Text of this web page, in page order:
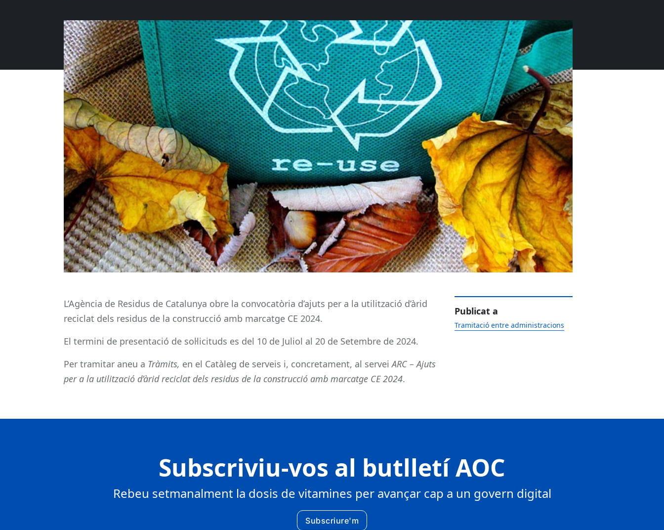
L’Agència de Residus de Catalunya obre la convocatòria d’ajuts per a la utilització d’àrid
reciclat dels residus de la construcció amb marcatge CE 2024.
El termini de presentació de sol·licituds es del 10 de Juliol al 20 de Setembre de 2024.
Per tramitar aneu a Tràmits, en el Catàleg de serveis i, concretament, al serveiARC – Ajuts
per a la utilització d’àrid reciclat dels residus de la construcció amb marcatge CE 2024.
Publicat a
Tramitació entre administracions
Subscriviu-vos al butlletí AOC
Rebeu setmanalment la dosis de vitamines per avançar cap a un govern digital
Subscriure'm